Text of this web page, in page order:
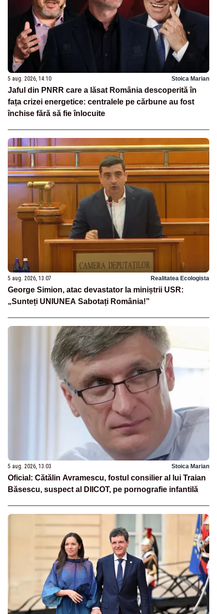
5 aug. 2026, 14:10 Stoica Marian
Jaful din PNRR care a lăsat România descoperită în
fața crizei energetice: centralele pe cărbune au fost
închise fără să fie înlocuite
5 aug. 2026, 13:07 Realitatea Ecologista
George Simion, atac devastator la miniștrii USR:
„Sunteți UNIUNEA Sabotați România!”
5 aug. 2026, 13:03 Stoica Marian
Oficial: Cătălin Avramescu, fostul consilier al lui Traian
Băsescu, suspect al DIICOT, pe pornografie infantilă